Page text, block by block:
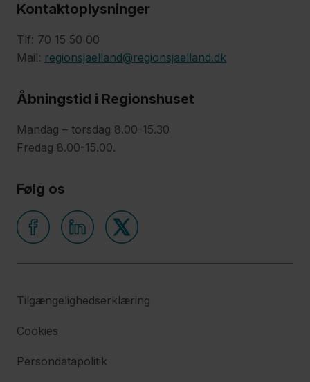
Kontaktoplysninger
Tlf: 70 15 50 00
Mail: regionsjaelland@regionsjaelland.dk
Åbningstid i Regionshuset
Mandag – torsdag 8.00-15.30
Fredag 8.00-15.00.
Følg os
Tilgængelighedserklæring
Cookies
Persondatapolitik